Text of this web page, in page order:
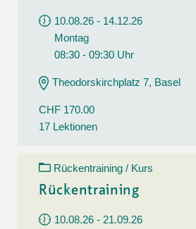
10.08.26 - 14.12.26
Montag
08:30 - 09:30 Uhr
Theodorskirchplatz 7, Basel
CHF 170.00
17 Lektionen
Rückentraining / Kurs
Rückentraining
10.08.26 - 21.09.26